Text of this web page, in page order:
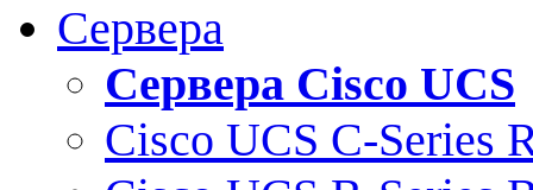
Сервера
Сервера Cisco UCS
Cisco UCS C-Series